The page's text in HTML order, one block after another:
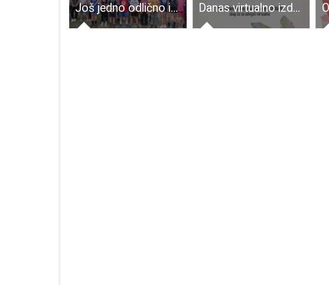
Još jedno odlično izdanje krosa Jasikovac Danas virtualno izdanje znanstveno-stručnog skupa Dani Šime i Ante Starčevića